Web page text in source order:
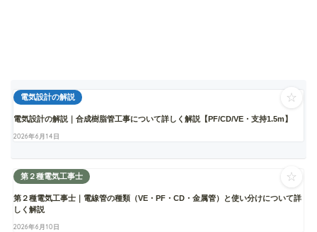
電気設計の解説
電気設計の解説｜合成樹脂管工事について詳しく解説【PF/CD/VE・支持1.5m】
2026年6月14日
☆
第２種電気工事士
第２種電気工事士｜電線管の種類（VE・PF・CD・金属管）と使い分けについて詳
しく解説
2026年6月10日
☆